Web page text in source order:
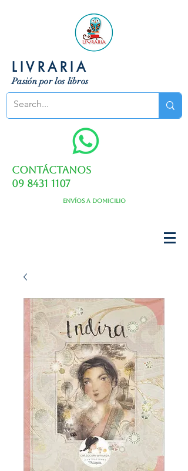
LIVRARIA
Pasión por los libros
Contáctanos
09 8431 1107
Envíos a domicilio